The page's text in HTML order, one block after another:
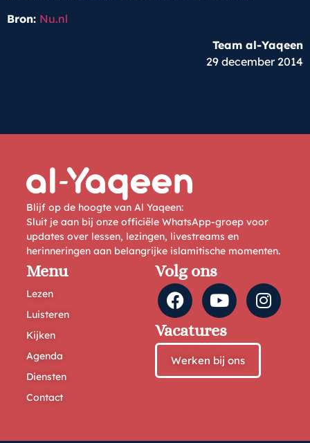
Bron: Nu.nl
Team al-Yaqeen
29 december 2014
Blijf op de hoogte van Al Yaqeen:
Sluit je aan bij onze officiële WhatsApp-groep voor
updates over lessen, lezingen, livestreams en
herinneringen aan belangrijke islamitische momenten.
Menu
Lezen
Luisteren
Kijken
Agenda
Diensten
Contact
Volg ons
Vacatures
Werken bij ons